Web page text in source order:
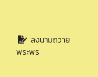
ลงนามถวาย
พระพร